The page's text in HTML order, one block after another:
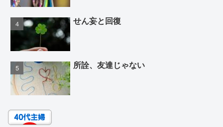
せん妄と回復
所詮、友達じゃない